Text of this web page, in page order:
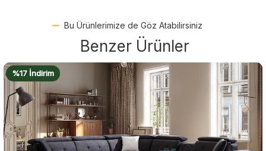
Bu Ürünlerimize de Göz Atabilirsiniz
Benzer Ürünler
%18 İndirim